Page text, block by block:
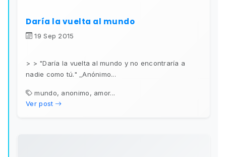
Daría la vuelta al mundo
19 Sep 2015
> > "Daría la vuelta al mundo y no encontraría a
nadie como tú." _Anónimo...
mundo, anonimo, amor...
Ver post